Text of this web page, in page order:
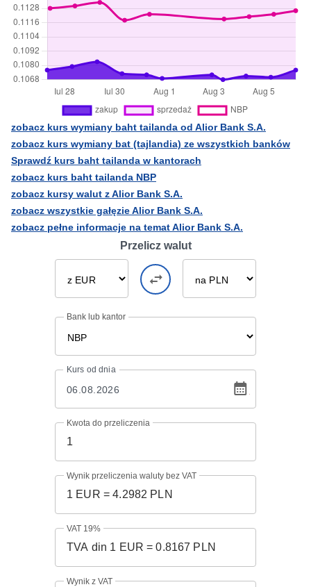
zobacz kurs wymiany baht tailanda od Alior Bank S.A.
zobacz kurs wymiany bat (tajlandia) ze wszystkich banków
Sprawdź kurs baht tailanda w kantorach
zobacz kurs baht tailanda NBP
zobacz kursy walut z Alior Bank S.A.
zobacz wszystkie gałęzie Alior Bank S.A.
zobacz pełne informacje na temat Alior Bank S.A.
Przelicz walut
Bank lub kantor
Kurs od dnia
Kwota do przeliczenia
Wynik przeliczenia waluty bez VAT
VAT 19%
Wynik z VAT